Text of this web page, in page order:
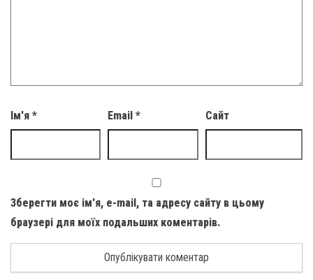
Ім'я * Email* Сайт
Зберегти моє ім'я, e-mail, та адресу сайту в цьому
браузері для моїх подальших коментарів.